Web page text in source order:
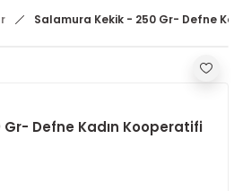
Salamura Kekik - 250 Gr- Defne
Defne Kadın Kooperatifi